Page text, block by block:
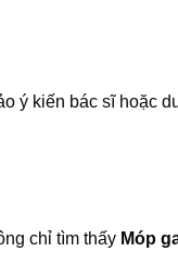
ý kiến bác sĩ hoặc
chỉ tìm thấy Móp